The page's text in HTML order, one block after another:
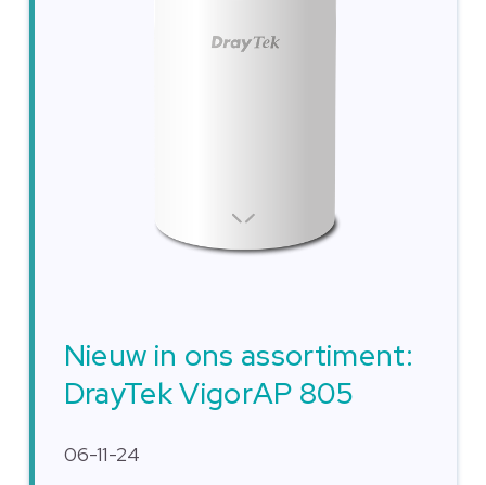
Nieuw in ons assortiment:
DrayTek VigorAP 805
06-11-24